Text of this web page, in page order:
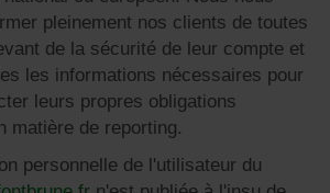
pleinement nos clients de toutes
de la sécurité de leur compte et
les informations nécessaires pour
leurs propres obligations
matière de reporting.
personnelle de l'utilisateur du